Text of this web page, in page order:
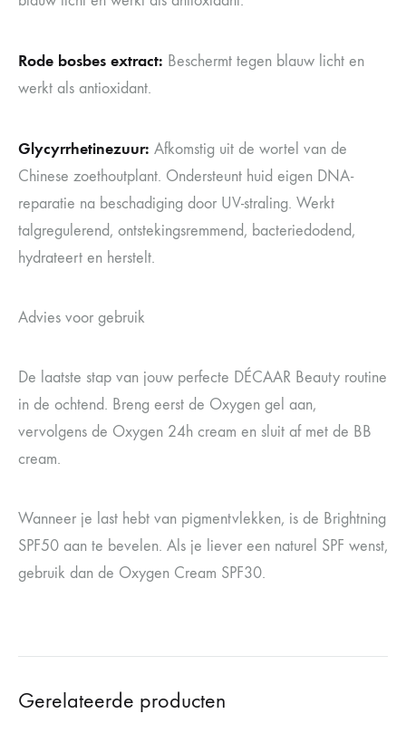
Rode bosbes extract: Beschermt tegen blauw licht en
werkt als antioxidant.
Glycyrrhetinezuur: Afkomstig uit de wortel van de
Chinese zoethoutplant. Ondersteunt huid eigen DNA-
reparatie na beschadiging door UV-straling. Werkt
talgregulerend, ontstekingsremmend, bacteriedodend,
hydrateert en herstelt.
Advies voor gebruik
De laatste stap van jouw perfecte DÉCAAR Beauty routine
in de ochtend. Breng eerst de Oxygen gel aan,
vervolgens de Oxygen 24h cream en sluit af met de BB
cream.
Wanneer je last hebt van pigmentvlekken, is de Brightning
SPF50 aan te bevelen. Als je liever een naturel SPF wenst,
gebruik dan de Oxygen Cream SPF30.
Gerelateerde producten